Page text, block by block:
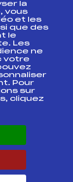
Suivi
la
vous
et les
que des
le
Les
ne
votre
Pour
sur
cliquez